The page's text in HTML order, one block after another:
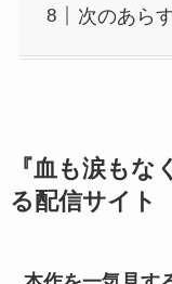
次のあら
『血も涙もな
る配信サイト